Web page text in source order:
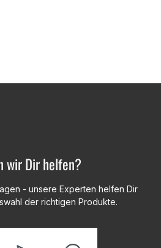
wir Dir helfen?
- unsere Experten helfen Dir
der richtigen Produkte.